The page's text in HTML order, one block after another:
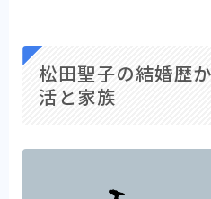
松田聖子の結婚歴
活と家族